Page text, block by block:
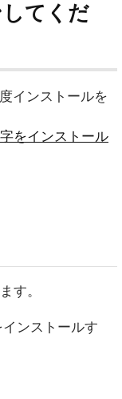
してくだ
インストールを
をインストール
す。
ンストールす